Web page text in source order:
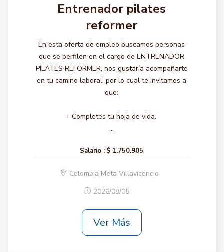
Entrenador pilates
reformer
En esta oferta de empleo buscamos personas
que se perfilen en el cargo de ENTRENADOR
PILATES REFORMER, nos gustaría acompañarte
en tu camino laboral, por lo cual te invitamos a
que:
- Completes tu hoja de vida.
...
Salario : $ 1.750.905
Colombia Meta Villavicencio
2026/08/05
Ver Más